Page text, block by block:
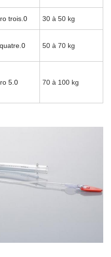
trois.0 30 à 50 kg
50 à 70 kg
5.0 70 à 100 kg